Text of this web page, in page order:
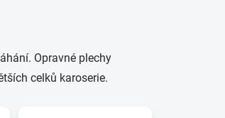
Opravné plechy
celků karoserie.